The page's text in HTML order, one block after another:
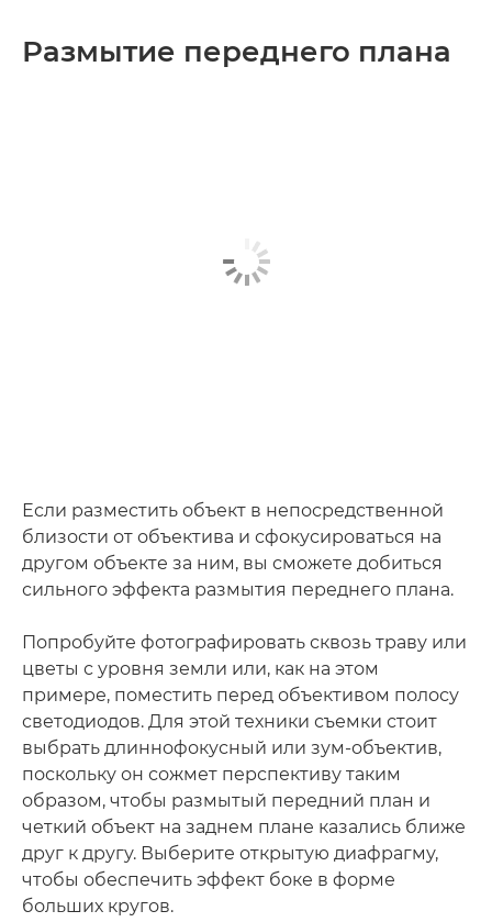
Размытие переднего плана
Если разместить объект в непосредственной
близости от объектива и сфокусироваться на
другом объекте за ним, вы сможете добиться
сильного эффекта размытия переднего плана.
Попробуйте фотографировать сквозь траву или
цветы с уровня земли или, как на этом
примере, поместить перед объективом полосу
светодиодов. Для этой техники съемки стоит
выбрать длиннофокусный или зум-объектив,
поскольку он сожмет перспективу таким
образом, чтобы размытый передний план и
четкий объект на заднем плане казались ближе
друг к другу. Выберите открытую диафрагму,
чтобы обеспечить эффект боке в форме
больших кругов.